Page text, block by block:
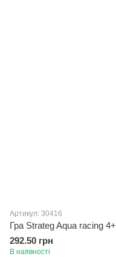
Артикул: 30416
Гра Strateg Aqua racing 4+
292.50 грн
В наявності